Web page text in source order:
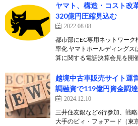
ヤマト、構造・コスト改
320億円圧縮見込む
2022.08.08
都市部にEC専用ネットワー
率化 ヤマトホールディング
算に関する電話決算会見を開
越境中古車販売サイト運
調融資で119億円資金調達
2024.12.10
三井住友銀など6行参加、戦
大手のビィ・フォアード（東